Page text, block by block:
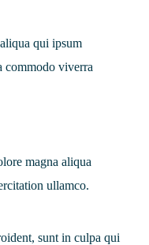
qui ipsum
commodo viverra
magna aliqua
ullamco.
sunt in culpa qui